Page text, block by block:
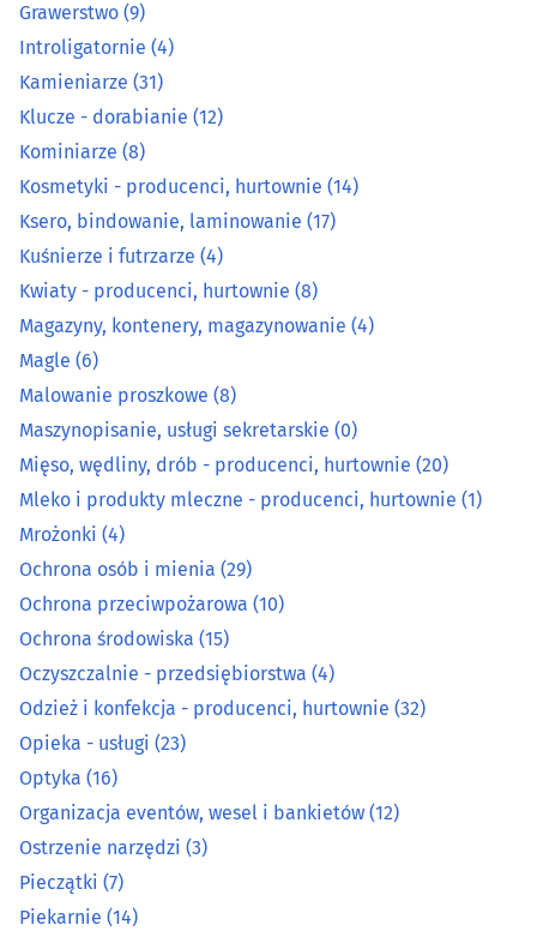
Kuśnierze i futrzarze
Kwiaty - producenci, hurtownie
Magazyny, kontenery, magazynowanie(4)
Magle
Malowanie proszkowe(8)
Maszynopisanie, usługi sekretarskie
Mięso, wędliny, drób - producenci, hurtownie
Mleko i produkty mleczne - producenci, hurtownie (1)
(4)
Ochrona osób i mienia(29)
Ochrona przeciwpożarowa(10)
Ochrona środowiska
Oczyszczalnie - przedsiębiorstwa
Odzież i konfekcja - producenci, hurtownie
Opieka - usługi
Grawerstwo (9)
Introligatornie (4)
Kamieniarze (31)
Klucze - dorabianie (12)
Kominiarze (8)
Kosmetyki - producenci, hurtownie (14)
Ksero, bindowanie, laminowanie (17)
Kuśnierze i futrzarze (4)
Kwiaty - producenci, hurtownie (8)
Magazyny, kontenery, magazynowanie (4)
Magle (6)
Malowanie proszkowe (8)
Maszynopisanie, usługi sekretarskie (0)
Mięso, wędliny, drób - producenci, hurtownie (20)
Mleko i produkty mleczne - producenci, hurtownie (1)
Mrożonki (4)
Ochrona osób i mienia (29)
Ochrona przeciwpożarowa (10)
Ochrona środowiska (15)
Oczyszczalnie - przedsiębiorstwa (4)
Odzież i konfekcja - producenci, hurtownie (32)
Opieka - usługi (23)
Optyka (16)
Organizacja eventów, wesel i bankietów (12)
Ostrzenie narzędzi (3)
Pieczątki (7)
Piekarnie (14)